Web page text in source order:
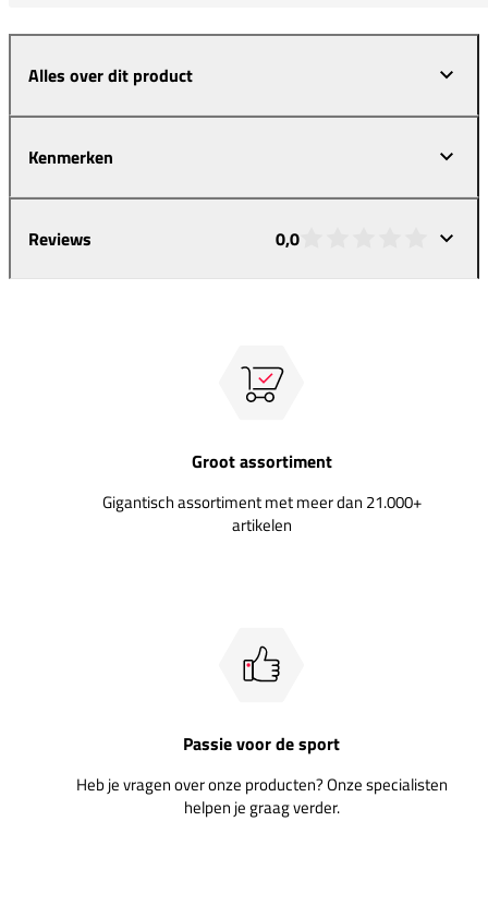
Alles over dit product
Kenmerken
Reviews 0,0
Groot assortiment
Gigantisch assortiment met meer dan 21.000+
artikelen
Passie voor de sport
Heb je vragen over onze producten? Onze specialisten
helpen je graag verder.